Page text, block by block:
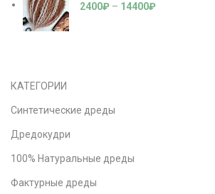
2400₽ – 14400₽
КАТЕГОРИИ
Синтетические дреды
Дредокудри
100% Натуральные дреды
Фактурные дреды